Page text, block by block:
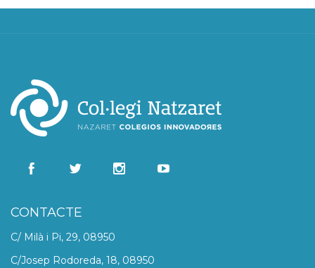
CONTACTE
C/ Milà i Pi, 29, 08950
C/Josep Rodoreda, 18, 08950